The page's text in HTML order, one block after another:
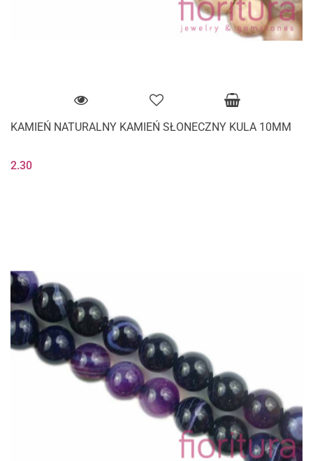
KAMIEŃ NATURALNY KAMIEŃ SŁONECZNY KULA 10MM
2.30